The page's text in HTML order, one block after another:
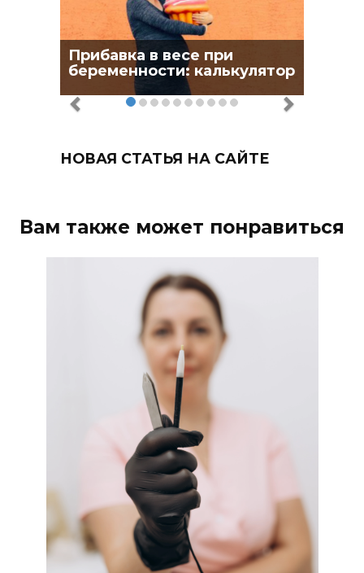
Прибавка в весе при
беременности: калькулятор
НОВАЯ СТАТЬЯ НА САЙТЕ
Вам также может понравиться